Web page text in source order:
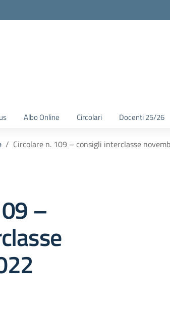
Albo Online Circolari Docenti 25/26
Circolare n. 109 – consigli interclasse
–